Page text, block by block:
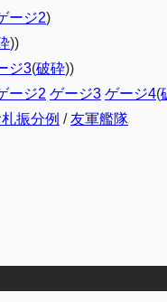
ージ2)
))
ジ3(破砕))
ージ2 ゲージ3 ゲージ4(
振分例 /友軍艦隊